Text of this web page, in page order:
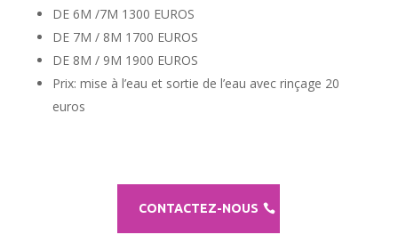
DE 6M /7M 1300 EUROS
DE 7M / 8M 1700 EUROS
DE 8M / 9M 1900 EUROS
Prix: mise à l’eau et sortie de l’eau avec rinçage 20
euros
CONTACTEZ-NOUS